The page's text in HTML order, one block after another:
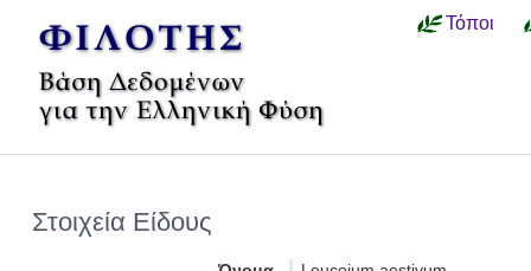
Τόποι
Στοιχεία Είδους